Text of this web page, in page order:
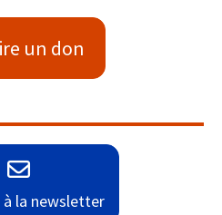
un don
à la newsletter